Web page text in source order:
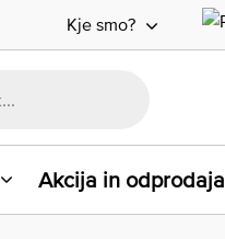
Kje smo?
Akcija in odprodaja